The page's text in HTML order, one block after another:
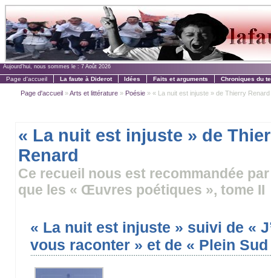
Aujourd'hui, nous sommes le : 7 Août 2026
Page d'accueil La faute à Diderot Idées Faits et arguments Chroniques du
Page d'accueil »Arts et littérature » Poésie » « La nuit est injuste » de Thierry Renard
« La nuit est injuste » de
Renard
Ce recueil nous est recommandée
que les « Œuvres poétiques », tome II
« La nuit est injuste » suivi de «
vous raconter » et de « Plein Sud